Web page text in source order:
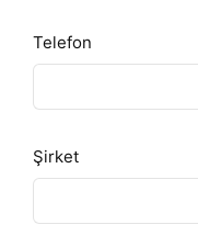
Telefon
Şirket